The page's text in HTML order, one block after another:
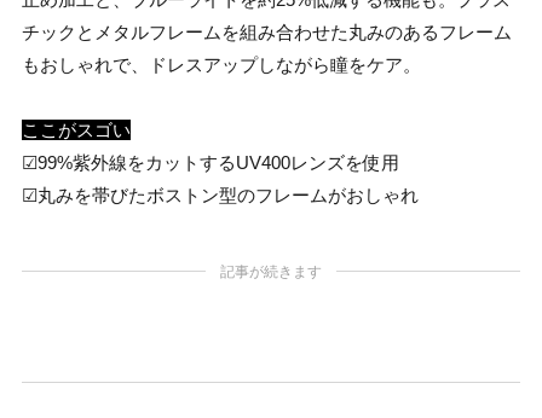
チックとメタルフレームを組み合わせた丸みのあるフレーム
もおしゃれで、ドレスアップしながら瞳をケア。
ここがスゴい
☑︎99%紫外線をカットするUV400レンズを使用
☑︎丸みを帯びたボストン型のフレームがおしゃれ
記事が続きます